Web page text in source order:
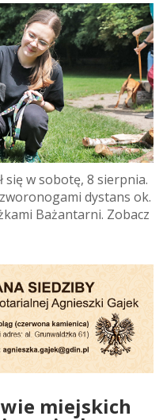
się w sobotę, 8 sierpnia.
dystans ok.
Bażantarni. Zobacz
miejskich